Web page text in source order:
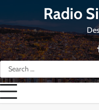
content
Radio
Search
for: